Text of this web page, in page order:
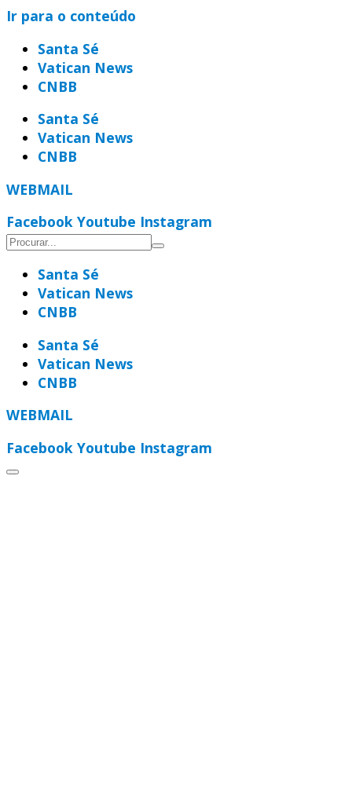
Ir para o conteúdo
Santa Sé
Vatican News
CNBB
Santa Sé
Vatican News
CNBB
WEBMAIL
Facebook Youtube Instagram
Santa Sé
Vatican News
CNBB
Santa Sé
Vatican News
CNBB
WEBMAIL
Facebook Youtube Instagram